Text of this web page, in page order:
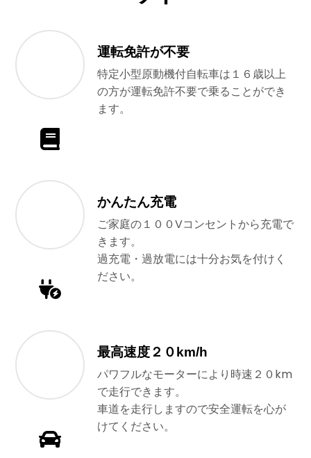
運転免許が不要
特定小型原動機付自転車は１６歳以上
の方が運転免許不要で乗ることができ
ます。
かんたん充電
ご家庭の１００Vコンセントから充電で
きます。
過充電・過放電には十分お気を付けく
ださい。
最高速度２０km/h
パワフルなモーターにより時速２０km
で走行できます。
車道を走行しますので安全運転を心が
けてください。